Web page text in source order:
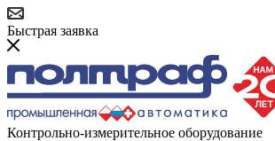
Быстрая заявка
Контрольно-измерительное оборудование